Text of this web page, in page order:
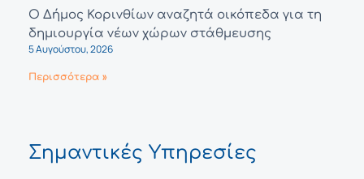
Ο Δήμος Κορινθίων αναζητά οικόπεδα για τη
δημιουργία νέων χώρων στάθμευσης
5 Αυγούστου, 2026
Περισσότερα »
Σημαντικές Υπηρεσίες